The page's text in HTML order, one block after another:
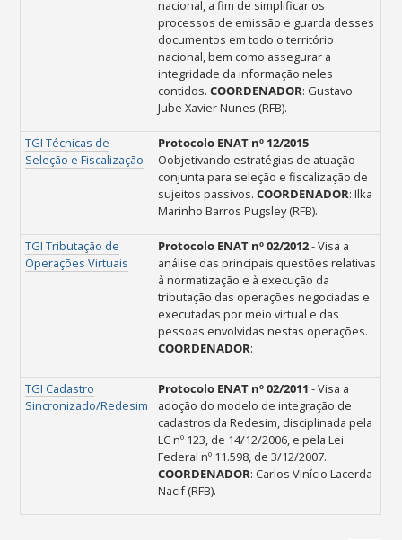
nacional, a fim de simplificar os
processos de emissão e guarda desses
documentos em todo o território
nacional, bem como assegurar a
integridade da informação neles
contidos.COORDENADOR: Gustavo
Jube Xavier Nunes (RFB).
TGI Técnicas de
Seleção e Fiscalização
Protocolo ENAT nº 12/2015-
Oobjetivando estratégias de atuação
conjunta para seleção e fiscalização de
sujeitos passivos.COORDENADOR: Ilka
Marinho Barros Pugsley (RFB).
TGI Tributação de
Operações Virtuais
Protocolo ENAT nº 02/2012- Visa a
análise das principais questões relativas
à normatização e à execução da
tributação das operações negociadas e
executadas por meio virtual e das
pessoas envolvidas nestas operações.
COORDENADOR:
TGI Cadastro
Sincronizado/Redesim
Protocolo ENAT nº 02/2011 -Visa a
adoção do modelo de integração de
cadastros da Redesim, disciplinada pela
LC nº 123, de 14/12/2006, e pela Lei
Federal nº 11.598, de 3/12/2007.
COORDENADOR: Carlos Vinício Lacerda
Nacif (RFB).